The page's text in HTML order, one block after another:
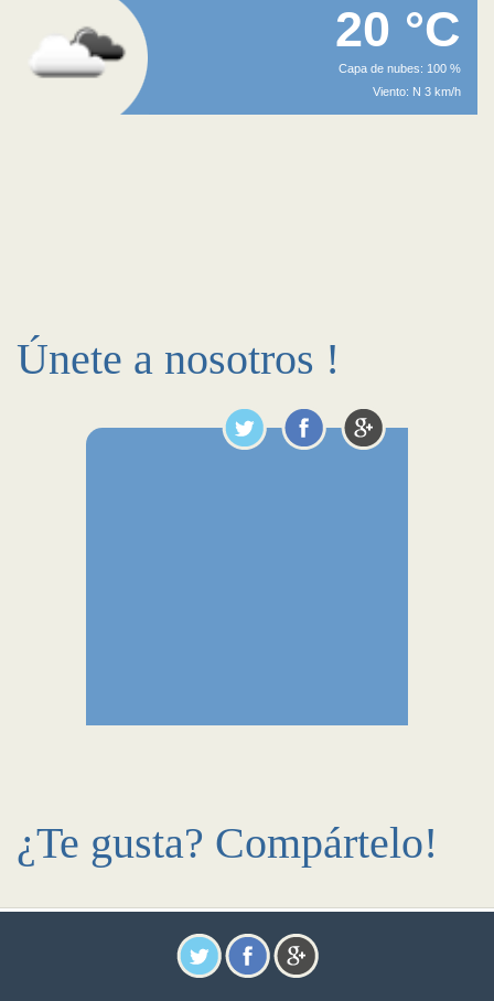
20 °C
Capa de nubes: 100 %
Viento: N 3 km/h
Únete a nosotros !
¿Te gusta? Compártelo!